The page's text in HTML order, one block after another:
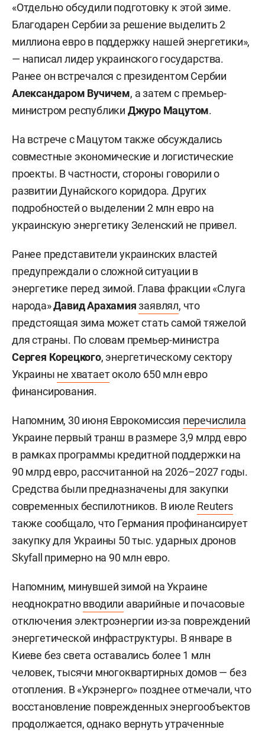
«Отдельно обсудили подготовку к этой зиме.
Благодарен Сербии за решение выделить 2
миллиона евро в поддержку нашей энергетики»,
— написал лидер украинского государства.
Ранее он встречался с президентом Сербии
Александаром Вучичем, а затем с премьер-
министром республики Джуро Мацутом.
На встрече с Мацутом также обсуждались
совместные экономические и логистические
проекты. В частности, стороны говорили о
развитии Дунайского коридора. Других
подробностей о выделении 2 млн евро на
украинскую энергетику Зеленский не привел.
Ранее представители украинских властей
предупреждали о сложной ситуации в
энергетике перед зимой. Глава фракции «Слуга
народа»Давид Арахамия заявлял, что
предстоящая зима может стать самой тяжелой
для страны. По словам премьер-министра
Сергея Корецкого, энергетическому сектору
Украины не хватаетоколо 650 млн евро
финансирования.
Напомним, 30 июня Еврокомиссия перечислила
Украине первый транш в размере 3,9 млрд евро
в рамках программы кредитной поддержки на
90 млрд евро, рассчитанной на 2026–2027 годы.
Средства были предназначены для закупки
современных беспилотников. В июле Reuters
также сообщало, что Германия профинансирует
закупку для Украины 50 тыс. ударных дронов
Skyfall примерно на 90 млн евро.
Напомним, минувшей зимой на Украине
неоднократновводили аварийные и почасовые
отключения электроэнергии из-за повреждений
энергетической инфраструктуры. В январе в
Киеве без света оставались более 1 млн
человек, тысячи многоквартирных домов — без
отопления. В «Укрэнерго» позднее отмечали, что
восстановление поврежденных энергообъектов
продолжается, однако вернуть утраченные